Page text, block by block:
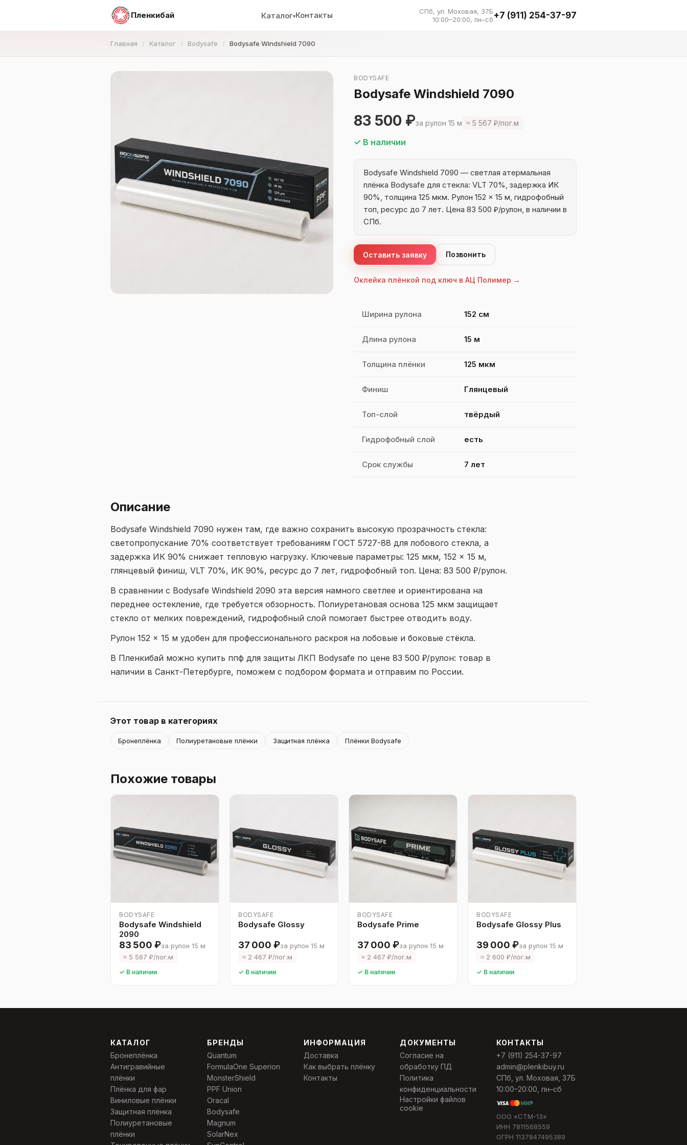
Пленкибай Каталог▾Контакты
СПб, ул. Моховая, 37Б
10:00–20:00, пн–сб+7 (911) 254-37-97
Главная Каталог Bodysafe Bodysafe Windshield 7090
BODYSAFE
Bodysafe Windshield 7090
83 500 ₽за рулон 15 м ≈ 5 567 ₽/пог.м
✓ В наличии
Bodysafe Windshield 7090 — светлая атермальная
плёнка Bodysafe для стекла: VLT 70%, задержка ИК
90%, толщина 125 мкм. Рулон 152 × 15 м, гидрофобный
топ, ресурс до 7 лет. Цена 83 500 ₽/рулон, в наличии в
СПб.
Оставить заявку Позвонить
Оклейка плёнкой под ключ в АЦ Полимер →
Ширина рулона 152 см
Длина рулона 15 м
Толщина плёнки 125 мкм
Финиш Глянцевый
Топ-слой твёрдый
Гидрофобный слой есть
Срок службы 7 лет
Описание
Bodysafe Windshield 7090 нужен там, где важно сохранить высокую прозрачность стекла:
светопропускание 70% соответствует требованиям ГОСТ 5727-88 для лобового стекла, а
задержка ИК 90% снижает тепловую нагрузку. Ключевые параметры: 125 мкм, 152 × 15 м,
глянцевый финиш, VLT 70%, ИК 90%, ресурс до 7 лет, гидрофобный топ. Цена: 83 500 ₽/рулон.
В сравнении с Bodysafe Windshield 2090 эта версия намного светлее и ориентирована на
переднее остекление, где требуется обзорность. Полиуретановая основа 125 мкм защищает
стекло от мелких повреждений, гидрофобный слой помогает быстрее отводить воду.
Рулон 152 × 15 м удобен для профессионального раскроя на лобовые и боковые стёкла.
В Пленкибай можно купить ппф для защиты ЛКП Bodysafe по цене 83 500 ₽/рулон: товар в
наличии в Санкт-Петербурге, поможем с подбором формата и отправим по России.
Этот товар в категориях
Бронеплёнка Полиуретановые плёнки Защитная плёнка Плёнки Bodysafe
Похожие товары
BODYSAFE
Bodysafe Windshield
2090
83 500 ₽за рулон 15 м
≈ 5 567 ₽/пог.м
✓ В наличии
BODYSAFE
Bodysafe Glossy
37 000 ₽за рулон 15 м
≈ 2 467 ₽/пог.м
✓ В наличии
BODYSAFE
Bodysafe Prime
37 000 ₽за рулон 15 м
≈ 2 467 ₽/пог.м
✓ В наличии
BODYSAFE
Bodysafe Glossy Plus
39 000 ₽за рулон 15 м
≈ 2 600 ₽/пог.м
✓ В наличии
КАТАЛОГ
Бронеплёнка
Антигравийные
плёнки
Плёнка для фар
Виниловые плёнки
Защитная плёнка
Полиуретановые
плёнки
БРЕНДЫ
Quantum
FormulaOne Superion
MonsterShield
PPF Union
Oracal
Bodysafe
Magnum
SolarNex
ИНФОРМАЦИЯ
Доставка
Как выбрать плёнку
Контакты
ДОКУМЕНТЫ
Согласие на
обработку ПД
Политика
конфиденциальности
Настройки файлов
cookie
КОНТАКТЫ
+7 (911) 254-37-97
admin@plenkibuy.ru
СПб, ул. Моховая, 37Б
10:00–20:00, пн–сб
ООО «СТМ-13»
ИНН 7811568559
ОГРН 1137847495389